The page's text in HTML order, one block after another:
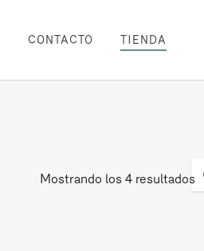
CONTACTO TIENDA
Mostrando los 4 resultados